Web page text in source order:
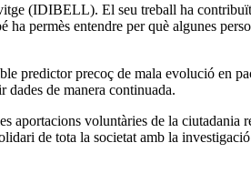
(IDIBELL). El seu treball ha
permès entendre per què algunes
predictor precoç de mala evolució en
de manera continuada.
aportacions voluntàries de la ciutadania
de tota la societat amb la